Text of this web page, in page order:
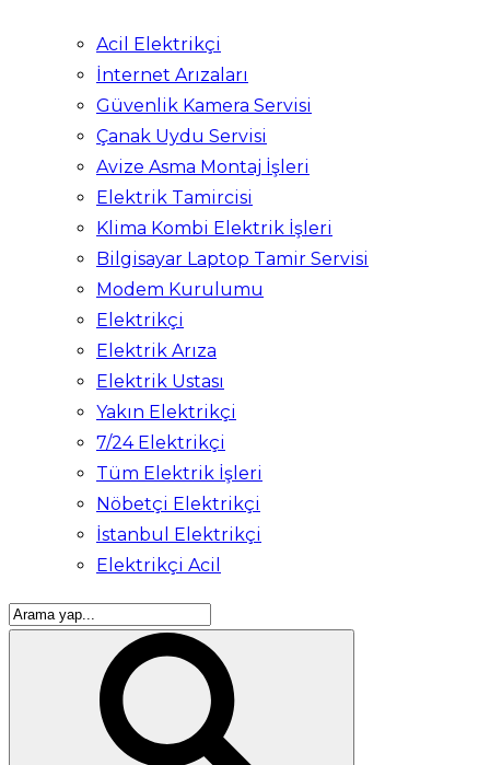
Acil Elektrikçi
İnternet Arızaları
Güvenlik Kamera Servisi
Çanak Uydu Servisi
Avize Asma Montaj İşleri
Elektrik Tamircisi
Klima Kombi Elektrik İşleri
Bilgisayar Laptop Tamir Servisi
Modem Kurulumu
Elektrikçi
Elektrik Arıza
Elektrik Ustası
Yakın Elektrikçi
7/24 Elektrikçi
Tüm Elektrik İşleri
Nöbetçi Elektrikçi
İstanbul Elektrikçi
Elektrikçi Acil